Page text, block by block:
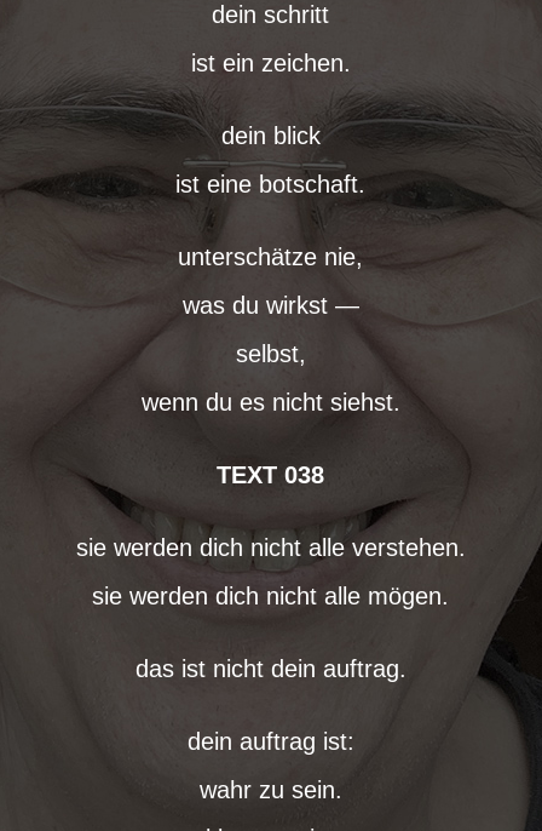
dein schritt
ist ein zeichen.
dein blick
ist eine botschaft.
unterschätze nie,
was du wirkst —
selbst,
wenn du es nicht siehst.
TEXT 038
sie werden dich nicht alle verstehen.
sie werden dich nicht alle mögen.
das ist nicht dein auftrag.
dein auftrag ist:
wahr zu sein.